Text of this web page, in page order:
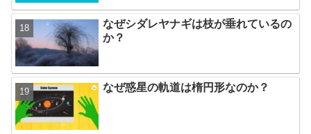
なぜシダレヤナギは枝が垂れているの
か？
なぜ惑星の軌道は楕円形なのか？